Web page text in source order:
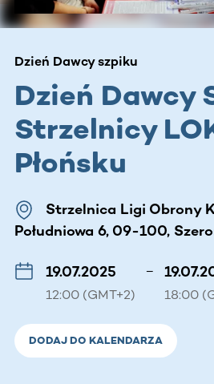
Dzień Dawcy szpiku
Dzień Dawcy
Strzelnicy
Płońsku
Strzelnica Ligi Obrony
Południowa 6, 09-100,
19.07.2025
12:00 (GMT+2)
–
18:00
DODAJ DO KALENDARZA